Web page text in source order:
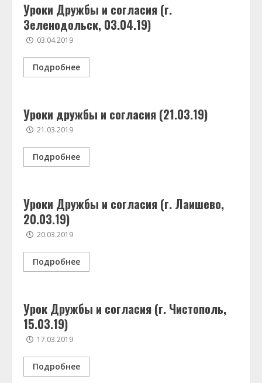
Уроки Дружбы и согласия (г.
Зеленодольск, 03.04.19)
03.04.2019
Подробнее
Уроки дружбы и согласия (21.03.19)
21.03.2019
Подробнее
Уроки Дружбы и согласия (г. Лаишево,
20.03.19)
20.03.2019
Подробнее
Урок Дружбы и согласия (г. Чистополь,
15.03.19)
17.03.2019
Подробнее